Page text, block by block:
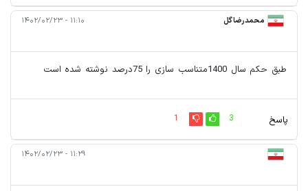
محمدرضا گل ۱۱:۱۰ - ۱۴۰۲/۰۲/۲۳
طبق حکم سال 1400متناسب سازی را 75درصد نوشته شده‌ است
پاسخ 3
1
۱۱:۲۹ - ۱۴۰۲/۰۲/۲۳